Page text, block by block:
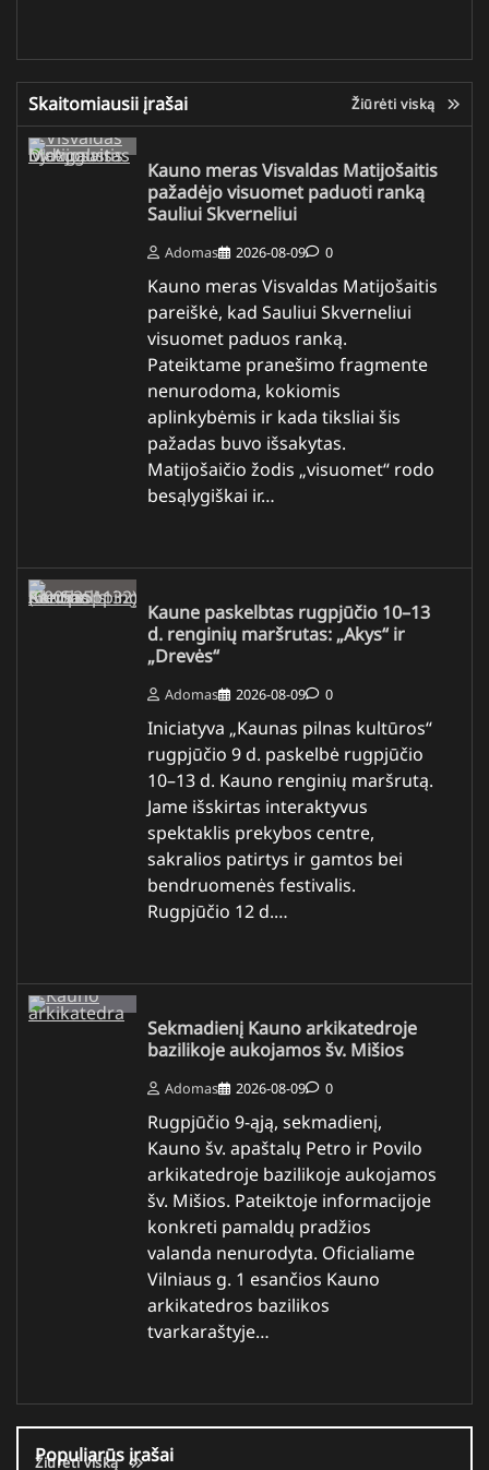
Skaitomiausii įrašai Žiūrėti viską
Kauno meras Visvaldas Matijošaitis
pažadėjo visuomet paduoti ranką
Sauliui Skverneliui
Adomas 2026-08-09 0
Kauno meras Visvaldas Matijošaitis
pareiškė, kad Sauliui Skverneliui
visuomet paduos ranką.
Pateiktame pranešimo fragmente
nenurodoma, kokiomis
aplinkybėmis ir kada tiksliai šis
pažadas buvo išsakytas.
Matijošaičio žodis „visuomet“ rodo
besąlygiškai ir…
Kaune paskelbtas rugpjūčio 10–13
d. renginių maršrutas: „Akys“ ir
„Drevės“
Adomas 2026-08-09 0
Iniciatyva „Kaunas pilnas kultūros“
rugpjūčio 9 d. paskelbė rugpjūčio
10–13 d. Kauno renginių maršrutą.
Jame išskirtas interaktyvus
spektaklis prekybos centre,
sakralios patirtys ir gamtos bei
bendruomenės festivalis.
Rugpjūčio 12 d.…
Sekmadienį Kauno arkikatedroje
bazilikoje aukojamos šv. Mišios
Adomas 2026-08-09 0
Rugpjūčio 9-ąją, sekmadienį,
Kauno šv. apaštalų Petro ir Povilo
arkikatedroje bazilikoje aukojamos
šv. Mišios. Pateiktoje informacijoje
konkreti pamaldų pradžios
valanda nenurodyta. Oficialiame
Vilniaus g. 1 esančios Kauno
arkikatedros bazilikos
tvarkaraštyje…
Populiarūs įrašai
Žiūrėti viską